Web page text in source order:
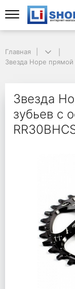
Главная
Звезда Hope
Звезда
зубьев с